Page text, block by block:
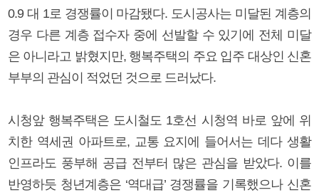
0.9 대 1로 경쟁률이 마감됐다. 도시공사는 미달된 계층의
경우 다른 계층 접수자 중에 선발할 수 있기에 전체 미달
은 아니라고 밝혔지만, 행복주택의 주요 입주 대상인 신혼
부부의 관심이 적었던 것으로 드러났다.
시청앞 행복주택은 도시철도 1호선 시청역 바로 앞에 위
치한 역세권 아파트로, 교통 요지에 들어서는 데다 생활
인프라도 풍부해 공급 전부터 많은 관심을 받았다. 이를
반영하듯 청년계층은 ‘역대급’ 경쟁률을 기록했으나 신혼